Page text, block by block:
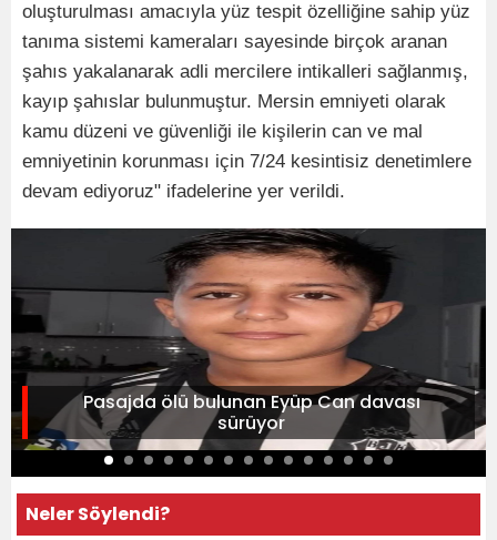
oluşturulması amacıyla yüz tespit özelliğine sahip yüz
tanıma sistemi kameraları sayesinde birçok aranan
şahıs yakalanarak adli mercilere intikalleri sağlanmış,
kayıp şahıslar bulunmuştur. Mersin emniyeti olarak
kamu düzeni ve güvenliği ile kişilerin can ve mal
emniyetinin korunması için 7/24 kesintisiz denetimlere
devam ediyoruz" ifadelerine yer verildi.
Pasajda ölü bulunan Eyüp Can davası
sürüyor
Neler Söylendi?